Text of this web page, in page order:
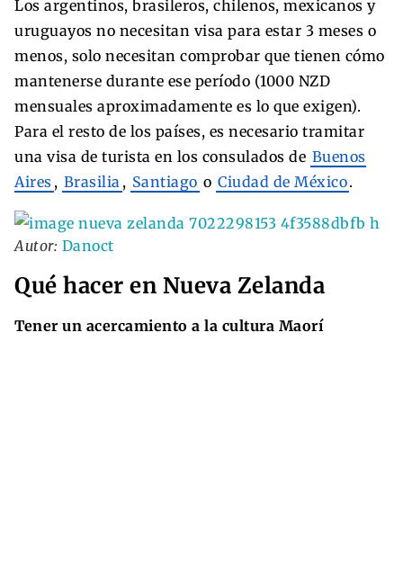
Los argentinos, brasileros, chilenos, mexicanos y
uruguayos no necesitan visa para estar 3 meses o
menos, solo necesitan comprobar que tienen cómo
mantenerse durante ese período (1000 NZD
mensuales aproximadamente es lo que exigen).
Para el resto de los países, es necesario tramitar
una visa de turista en los consulados de Buenos
Aires , Brasilia , Santiago o Ciudad de México.
Autor: Danoct
Qué hacer en Nueva Zelanda
Tener un acercamiento a la cultura Maorí